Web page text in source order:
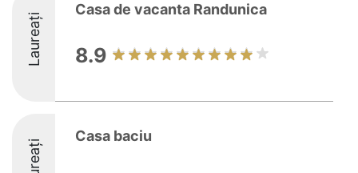
Laureați
Casa de vacanta Randunica
8.9
Casa baciu